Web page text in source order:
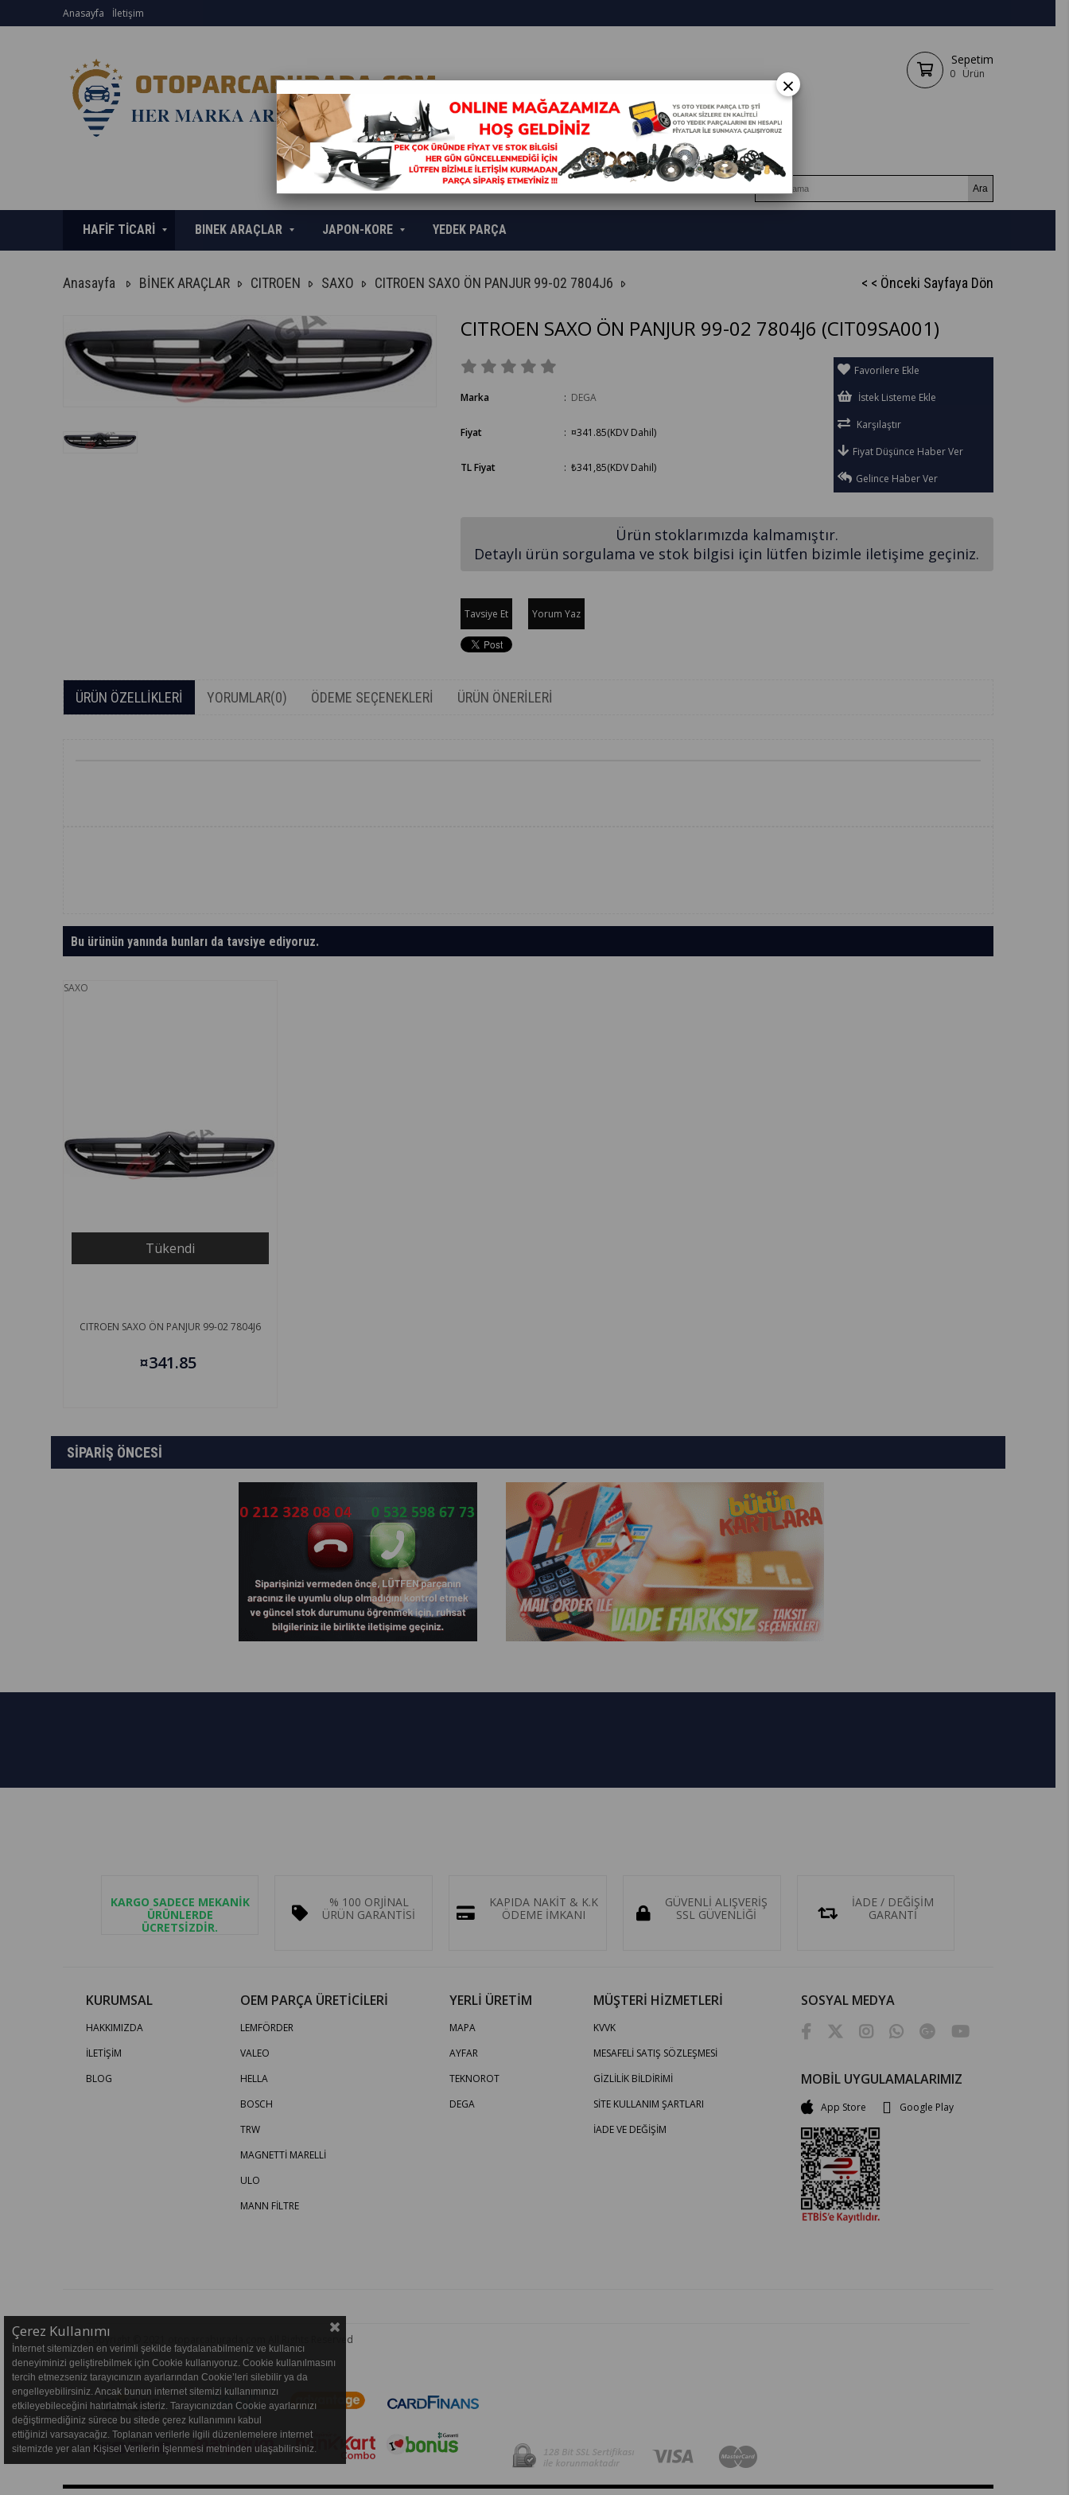
Anasayfa İletişim
Sepetim
0 Ürün
HAFİF TİCARİ BINEK ARAÇLAR JAPON-KORE YEDEK PARÇA
Anasayfa BİNEK ARAÇLAR CITROEN SAXO CITROEN SAXO ÖN PANJUR 99-02 7804J6 < < Önceki Sayfaya Dön
CITROEN SAXO ÖN PANJUR 99-02 7804J6 (CIT09SA001)
Marka : DEGA
Fiyat : ¤341.85(KDV Dahil)
TL Fiyat : ₺341,85(KDV Dahil)
Favorilere Ekle
İstek Listeme Ekle
Karşılaştır
Fiyat Düşünce Haber Ver
Gelince Haber Ver
Ürün stoklarımızda kalmamıştır.
Detaylı ürün sorgulama ve stok bilgisi için lütfen bizimle iletişime geçiniz.
Tavsiye Et Yorum Yaz
ÜRÜN ÖZELLIKLERI YORUMLAR(0) ÖDEME SEÇENEKLERI ÜRÜN ÖNERILERI
Bu ürünün yanında bunları da tavsiye ediyoruz.
SAXO
Tükendi
CITROEN SAXO ÖN PANJUR 99-02 7804J6
¤341.85
SİPARİŞ ÖNCESİ
KARGO SADECE MEKANİK
ÜRÜNLERDE
ÜCRETSİZDİR.
% 100 ORJİNAL
ÜRÜN GARANTİSİ
KAPIDA NAKİT & K.K
ÖDEME İMKANI
GÜVENLİ ALIŞVERİŞ
SSL GÜVENLİĞİ
İADE / DEĞİŞİM
GARANTİ
KURUMSAL
HAKKIMIZDA
İLETİŞİM
BLOG
OEM PARÇA ÜRETİCİLERİ
LEMFÖRDER
VALEO
HELLA
BOSCH
TRW
MAGNETTİ MARELLİ
ULO
MANN FİLTRE
YERLİ ÜRETİM
MAPA
AYFAR
TEKNOROT
DEGA
MÜŞTERİ HİZMETLERİ
KVVK
MESAFELİ SATIŞ SÖZLEŞMESİ
GİZLİLİK BİLDİRİMİ
SİTE KULLANIM ŞARTLARI
İADE VE DEĞİŞİM
SOSYAL MEDYA
MOBİL UYGULAMALARIMIZ
App Store Google Play
Copyright © 2021 otoparcaburada.com All Rights Reserved
Çerez Kullanımı
İnternet sitemizden en verimli şekilde faydalanabilmeniz ve kullanıcı
deneyiminizi geliştirebilmek için Cookie kullanıyoruz. Cookie kullanılmasını
tercih etmezseniz tarayıcınızın ayarlarından Cookie’leri silebilir ya da
engelleyebilirsiniz. Ancak bunun internet sitemizi kullanımınızı
etkileyebileceğini hatırlatmak isteriz. Tarayıcınızdan Cookie ayarlarınızı
değiştirmediğiniz sürece bu sitede çerez kullanımını kabul
ettiğinizi varsayacağız. Toplanan verilerle ilgili düzenlemelere internet
sitemizde yer alan Kişisel Verilerin İşlenmesi metninden ulaşabilirsiniz.
×